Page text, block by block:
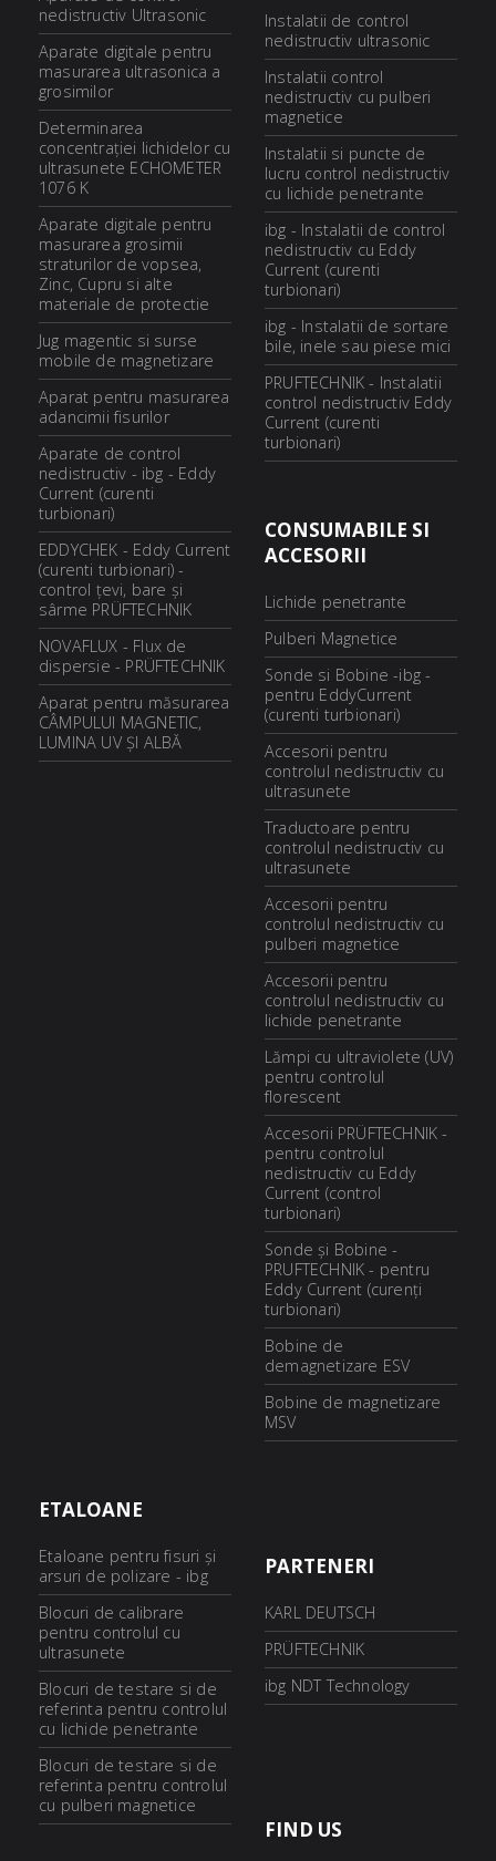
nedistructiv Ultrasonic
Aparate digitale pentru
masurarea ultrasonica a
grosimilor
Determinarea
concentraţiei lichidelor cu
ultrasunete ECHOMETER
1076 K
Aparate digitale pentru
masurarea grosimii
straturilor de vopsea,
Zinc, Cupru si alte
materiale de protectie
Jug magentic si surse
mobile de magnetizare
Aparat pentru masurarea
adancimii fisurilor
Aparate de control
nedistructiv - ibg - Eddy
Current (curenti
turbionari)
EDDYCHEK - Eddy Current
(curenti turbionari) -
control ţevi, bare şi
sârme PRÜFTECHNIK
NOVAFLUX - Flux de
dispersie - PRÜFTECHNIK
Aparat pentru măsurarea
CÂMPULUI MAGNETIC,
LUMINA UV ȘI ALBĂ
Instalatii de control
nedistructiv ultrasonic
Instalatii control
nedistructiv cu pulberi
magnetice
Instalatii si puncte de
lucru control nedistructiv
cu lichide penetrante
ibg - Instalatii de control
nedistructiv cu Eddy
Current (curenti
turbionari)
ibg - Instalatii de sortare
bile, inele sau piese mici
PRUFTECHNIK - Instalatii
control nedistructiv Eddy
Current (curenti
turbionari)
CONSUMABILE SI
ACCESORII
Lichide penetrante
Pulberi Magnetice
Sonde si Bobine -ibg -
pentru EddyCurrent
(curenti turbionari)
Accesorii pentru
controlul nedistructiv cu
ultrasunete
Traductoare pentru
controlul nedistructiv cu
ultrasunete
Accesorii pentru
controlul nedistructiv cu
pulberi magnetice
Accesorii pentru
controlul nedistructiv cu
lichide penetrante
Lămpi cu ultraviolete (UV)
pentru controlul
florescent
Accesorii PRÜFTECHNIK -
pentru controlul
nedistructiv cu Eddy
Current (control
turbionari)
Sonde și Bobine -
PRUFTECHNIK - pentru
Eddy Current (curenți
turbionari)
Bobine de
demagnetizare ESV
Bobine de magnetizare
MSV
ETALOANE
Etaloane pentru fisuri şi
arsuri de polizare - ibg
Blocuri de calibrare
pentru controlul cu
ultrasunete
Blocuri de testare si de
referinta pentru controlul
cu lichide penetrante
Blocuri de testare si de
referinta pentru controlul
cu pulberi magnetice
PARTENERI
KARL DEUTSCH
PRÜFTECHNIK
ibg NDT Technology
FIND US